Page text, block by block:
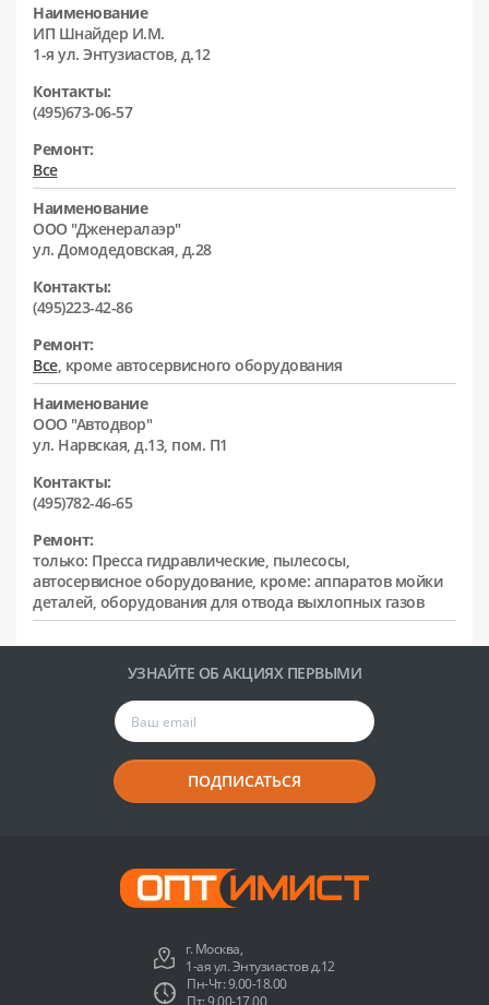
Наименование
ИП Шнайдер И.М.
1-я ул. Энтузиастов, д.12
Контакты:
(495)673-06-57
Ремонт:
Все
Наименование
ООО "Дженералаэр"
ул. Домодедовская, д.28
Контакты:
(495)223-42-86
Ремонт:
Все, кроме автосервисного оборудования
Наименование
ООО "Автодвор"
ул. Нарвская, д.13, пом. П1
Контакты:
(495)782-46-65
Ремонт:
только: Пресса гидравлические, пылесосы,
автосервисное оборудование, кроме: аппаратов мойки
деталей, оборудования для отвода выхлопных газов
УЗНАЙТЕ ОБ АКЦИЯХ ПЕРВЫМИ
ПОДПИСАТЬСЯ
г. Москва,
1-ая ул. Энтузиастов д.12
Пн-Чт: 9.00-18.00
Пт: 9.00-17.00